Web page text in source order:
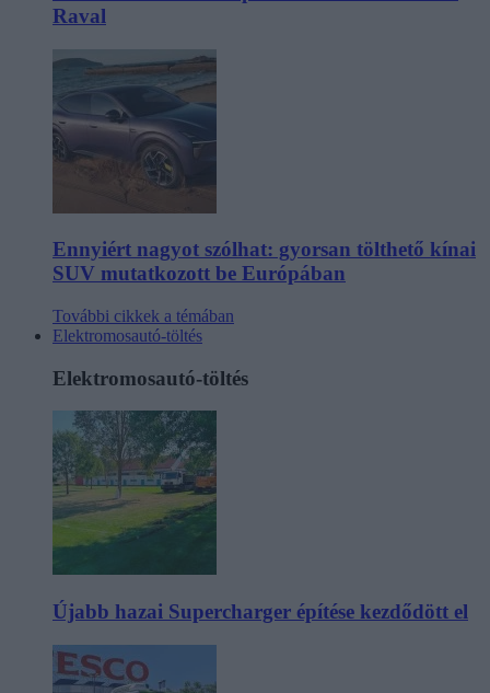
Raval
Ennyiért nagyot szólhat: gyorsan tölthető kínai
SUV mutatkozott be Európában
További cikkek a témában
Elektromosautó-töltés
Elektromosautó-töltés
Újabb hazai Supercharger építése kezdődött el